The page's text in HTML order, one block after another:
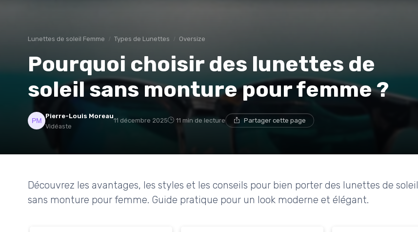
Lunettes de soleil Femme Types de Lunettes Oversize
Pourquoi choisir des lunettes de
soleil sans monture pour femme ?
Pierre-Louis Moreau
Vidéaste
11 décembre 2025 11 min de lecture Partager cette page
Découvrez les avantages, les styles et les conseils pour bien porter des lunettes de soleil
sans monture pour femme. Guide pratique pour un look moderne et élégant.